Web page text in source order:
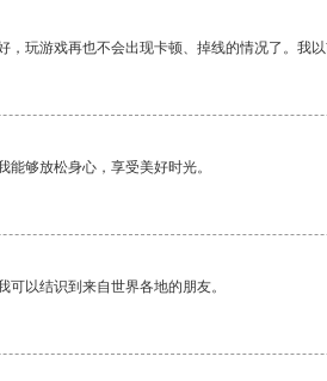
，玩游戏再也不会出现卡顿、掉线的情况了。我
够放松身心，享受美好时光。
以结识到来自世界各地的朋友。